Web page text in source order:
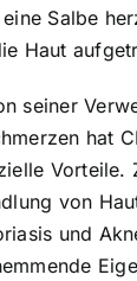
Salbe
Haut
seiner
hat
Vorteile.
von
und